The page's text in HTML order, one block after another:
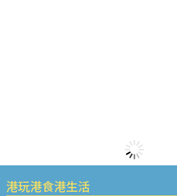
港玩港食港生活